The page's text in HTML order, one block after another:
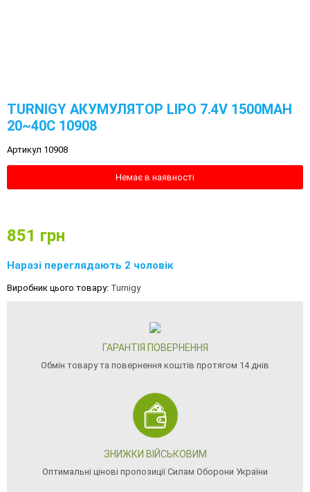
TURNIGY АКУМУЛЯТОР LIPO 7.4V 1500MAH
20~40C 10908
Артикул 10908
Немає в наявності
851 грн
Наразі переглядають 2 чоловік
Виробник цього товару: Turnigy
ГАРАНТІЯ ПОВЕРНЕННЯ
Обмін товару та повернення коштів протягом 14 днів
ЗНИЖКИ ВІЙСЬКОВИМ
Оптимальні цінові пропозиції Силам Оборони України